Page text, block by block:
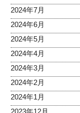
2024年7月
2024年6月
2024年5月
2024年4月
2024年3月
2024年2月
2024年1月
2023年12月